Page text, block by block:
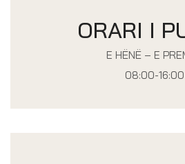
ORARI I
E HËNË – E
08:00-16:00